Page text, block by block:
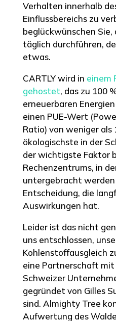
Verhalten innerhalb
Einflussbereichs zu
beglückwünschen
täglich durchführen,
etwas.
CARTLY wird in einem
gehostet, das zu 100
erneuerbaren
einen PUE-Wert
Ratio) von weniger als
ökologischste in der
der wichtigste Faktor
Rechenzentrums, in
untergebracht werden
Entscheidung, die
Auswirkungen hat.
Leider ist das nicht
uns entschlossen,
Kohlenstoffausgleich
eine Partnerschaft mit
Schweizer
gegründet von Gilles
sind. Almighty Tree
Aufwertung des